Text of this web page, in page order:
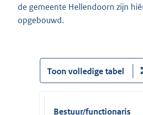
de gemeente Hellendoorn zijn
opgebouwd.
Toon volledige tabel
Bestuur/functionaris